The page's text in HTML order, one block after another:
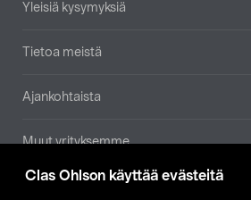
Clas Ohlson käyttää evästeitä
Yleisiä kysymyksiä
Tietoa meistä
Ajankohtaista
Muut yrityksemme
Etsi myymälä